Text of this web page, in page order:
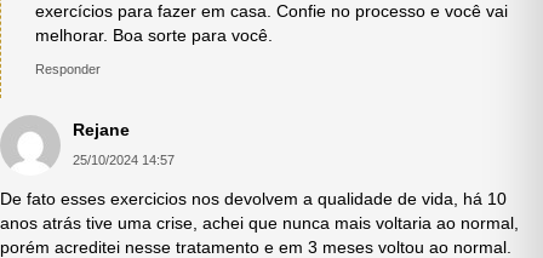
exercícios para fazer em casa. Confie no processo e você vai
melhorar. Boa sorte para você.
Responder
Rejane
25/10/2024 14:57
De fato esses exercicios nos devolvem a qualidade de vida, há 10
anos atrás tive uma crise, achei que nunca mais voltaria ao normal,
porém acreditei nesse tratamento e em 3 meses voltou ao normal.